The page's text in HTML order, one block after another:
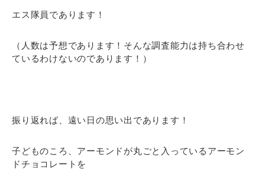
エス隊員であります！
（人数は予想であります！そんな調査能力は持ち合わせ
ているわけないのであります！）
振り返れば、遠い日の思い出であります！
子どものころ、アーモンドが丸ごと入っているアーモン
ドチョコレートを